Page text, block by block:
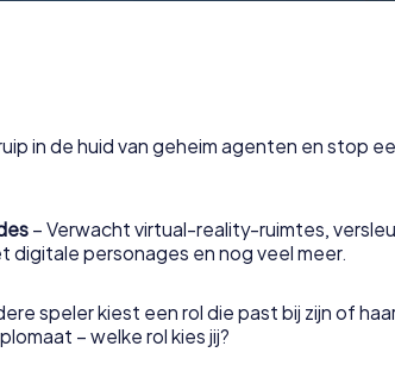
in de huid van geheim agenten en stop
– Verwacht virtual-reality-ruimtes,
personages en nog veel meer.
speler kiest een rol die past bij zijn of
– welke rol kies jij?